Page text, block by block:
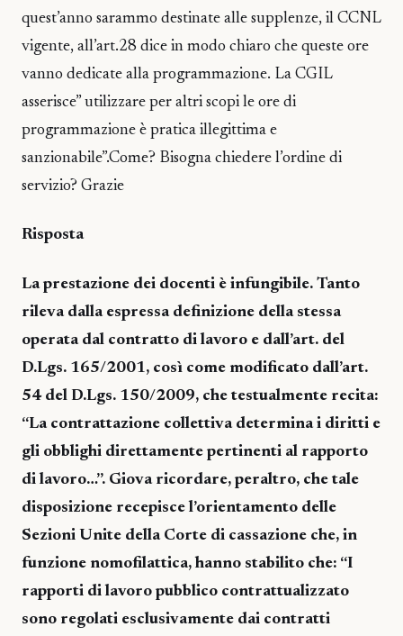
quest’anno sarammo destinate alle supplenze, il CCNL
vigente, all’art.28 dice in modo chiaro che queste ore
vanno dedicate alla programmazione. La CGIL
asserisce” utilizzare per altri scopi le ore di
programmazione è pratica illegittima e
sanzionabile”.Come? Bisogna chiedere l’ordine di
servizio? Grazie
Risposta
La prestazione dei docenti è infungibile. Tanto
rileva dalla espressa definizione della stessa
operata dal contratto di lavoro e dall’art. del
D.Lgs. 165/2001, così come modificato dall’art.
54 del D.Lgs. 150/2009, che testualmente recita:
“La contrattazione collettiva determina i diritti e
gli obblighi direttamente pertinenti al rapporto
di lavoro…”. Giova ricordare, peraltro, che tale
disposizione recepisce l’orientamento delle
Sezioni Unite della Corte di cassazione che, in
funzione nomofilattica, hanno stabilito che: “I
rapporti di lavoro pubblico contrattualizzato
sono regolati esclusivamente dai contratti